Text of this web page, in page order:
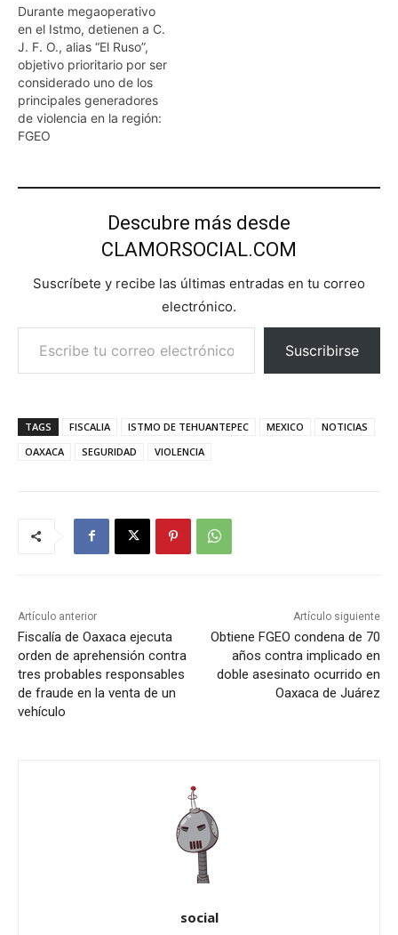
Durante megaoperativo
en el Istmo, detienen a C.
J. F. O., alias “El Ruso”,
objetivo prioritario por ser
considerado uno de los
principales generadores
de violencia en la región:
FGEO
Descubre más desde
CLAMORSOCIAL.COM
Suscríbete y recibe las últimas entradas en tu correo
electrónico.
Escribe tu correo electrónico…
Suscribirse
TAGS FISCALIA ISTMO DE TEHUANTEPEC MEXICO
NOTICIAS
OAXACA
SEGURIDAD VIOLENCIA
Artículo anterior
Fiscalía de Oaxaca ejecuta
orden de aprehensión contra
tres probables responsables
de fraude en la venta de un
vehículo
Artículo siguiente
Obtiene FGEO condena de 70
años contra implicado en
doble asesinato ocurrido en
Oaxaca de Juárez
social